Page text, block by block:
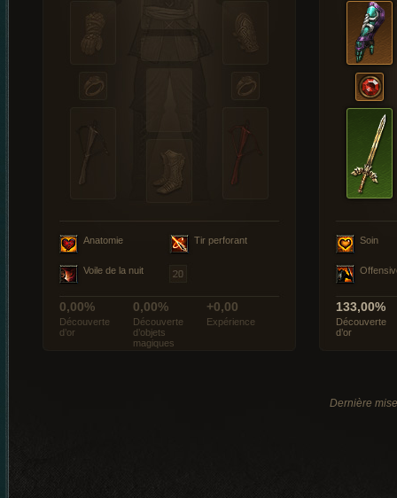
Anatomie Tir perforant
Voile de la nuit
0,00%
Découverte
d’or
0,00%
Découverte
d’objets
magiques
+0,00
Expérience
Soin
133,00%
Découverte
d’or
Dernière